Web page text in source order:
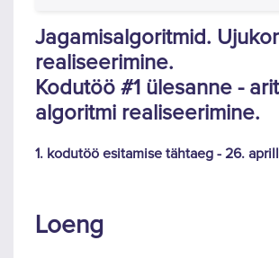
Jagamisalgoritmid.
realiseerimine.
Kodutöö #1 ülesanne -
algoritmi realiseerimine.
1. kodutöö esitamise tähtaeg - 26.
Loeng